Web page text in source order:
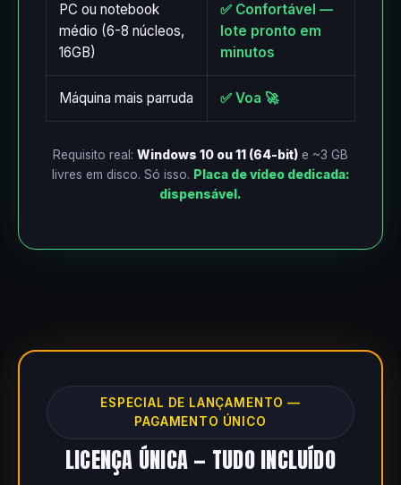
PC ou notebook
médio (6-8 núcleos,
16GB)
✅ Confortável —
lote pronto em
minutos
Máquina mais parruda ✅ Voa 🚀
Requisito real: Windows 10 ou 11 (64-bit) e ~3 GB
livres em disco. Só isso. Placa de vídeo dedicada:
dispensável.
ESPECIAL DE LANÇAMENTO —
PAGAMENTO ÚNICO
LICENÇA ÚNICA — TUDO INCLUÍDO